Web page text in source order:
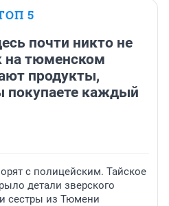
5
почти никто не
на тюменском
продукты,
покупаете каждый
с полицейским. Тайское
детали зверского
сестры из Тюмени